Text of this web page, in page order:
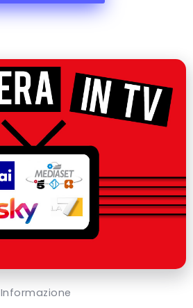
Informazione